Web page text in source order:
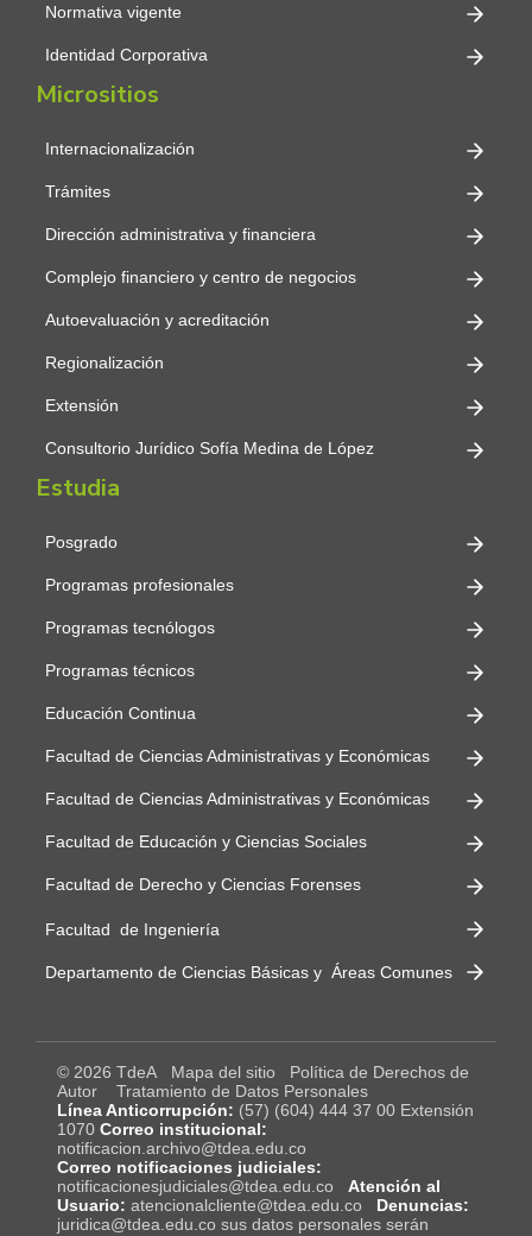
Normativa vigente
Identidad Corporativa
Micrositios
Internacionalización
Trámites
Dirección administrativa y financiera
Complejo financiero y centro de negocios
Autoevaluación y acreditación
Regionalización
Extensión
Consultorio Jurídico Sofía Medina de López
Estudia
Posgrado
Programas profesionales
Programas tecnólogos
Programas técnicos
Educación Continua
Facultad de Ciencias Administrativas y Económicas
Facultad de Ciencias Administrativas y Económicas
Facultad de Educación y Ciencias Sociales
Facultad de Derecho y Ciencias Forenses
Facultad de Ingeniería
Departamento de Ciencias Básicas y Áreas Comunes
© 2026 TdeA Mapa del sitio
Política de Derechos de
Autor
Tratamiento de Datos Personales
Línea Anticorrupción: (57) (604) 444 37 00 Extensión
1070 Correo institucional:
notificacion.archivo@tdea.edu.co
Correo notificaciones judiciales:
notificacionesjudiciales@tdea.edu.co
Atención al
Usuario: atencionalcliente@tdea.edu.co
Denuncias:
juridica@tdea.edu.co sus datos personales serán